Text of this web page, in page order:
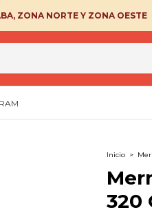
ZONA NORTE Y ZONA OESTE
Inicio >
320